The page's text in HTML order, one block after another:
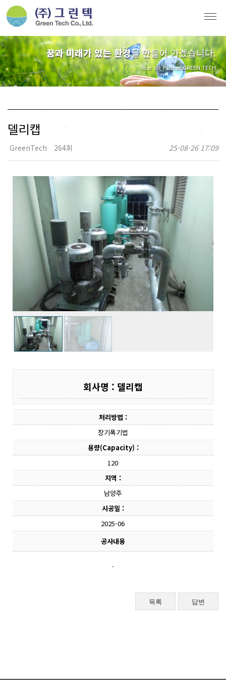
꿈과 미래가 있는 환경을 만들어 가겠습니다.
Your 1st Partner GREEN TECH
델리캡
GreenTech 264회 25-08-26 17:09
회사명 : 델리캡
처리방법 :
장기폭기법
용량(Capacity) :
120
지역 :
남양주
시공일 :
2025-06
공사내용
.
목록 답변